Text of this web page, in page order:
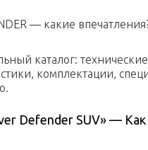
— какие
каталог: технические
комплектации,
Defender SUV» — Как